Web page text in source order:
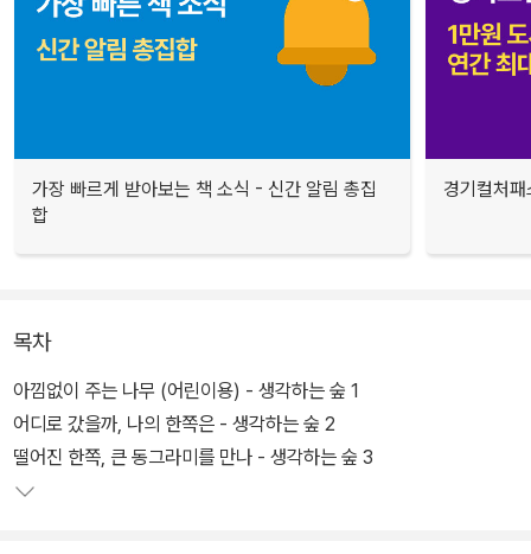
가장 빠르게 받아보는 책 소식 - 신간 알림 총집
합
경기컬처
목차
아낌없이 주는 나무 (어린이용) - 생각하는 숲 1
어디로 갔을까, 나의 한쪽은 - 생각하는 숲 2
떨어진 한쪽, 큰 동그라미를 만나 - 생각하는 숲 3